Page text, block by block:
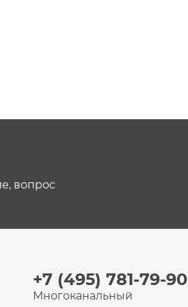
вопрос
+7 (495) 781-79-90
Многоканальный